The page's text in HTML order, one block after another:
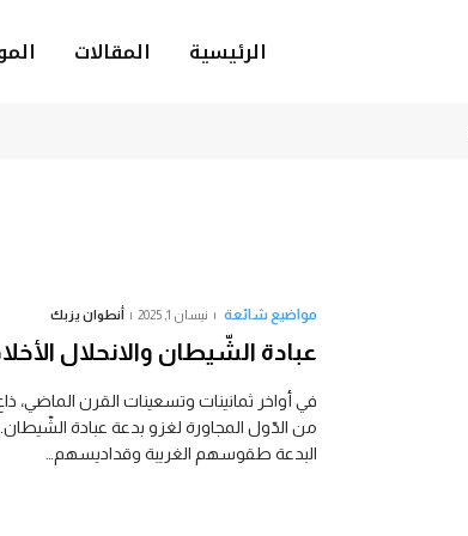
الرئيسية المقالات
مواضيع شائعة نيسان 1, 2025 أنطوان يزبك
عبادة الشّيطان والانحلال
في أواخر ثمانينات وتسعينات القرن الماضي،
من الدّول المجاورة لغزو بدعة عبادة
البدعة طقوسهم الغريبة وقداديسهم…